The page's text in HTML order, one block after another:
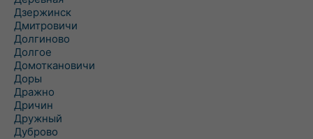
Дзержинск
Дмитровичи
Долгиново
Долгое
Домоткановичи
Доры
Дражно
Дричин
Дружный
Дуброво